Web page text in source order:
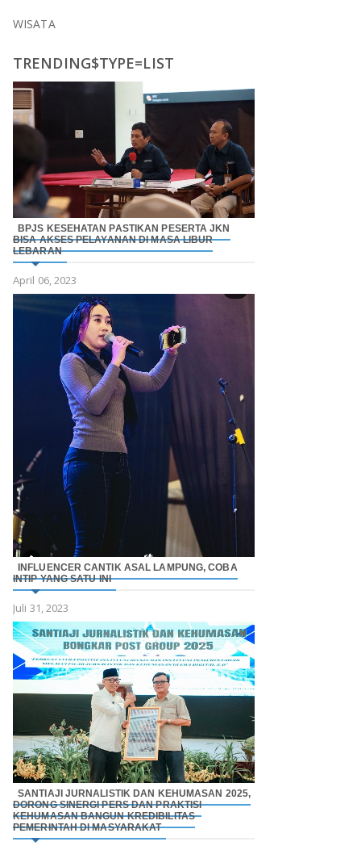
WISATA
TRENDING$TYPE=LIST
BPJS KESEHATAN PASTIKAN PESERTA JKN
BISA AKSES PELAYANAN DI MASA LIBUR
LEBARAN
April 06, 2023
INFLUENCER CANTIK ASAL LAMPUNG, COBA
INTIP YANG SATU INI
Juli 31, 2023
SANTIAJI JURNALISTIK DAN KEHUMASAN 2025,
DORONG SINERGI PERS DAN PRAKTISI
KEHUMASAN BANGUN KREDIBILITAS
PEMERINTAH DI MASYARAKAT